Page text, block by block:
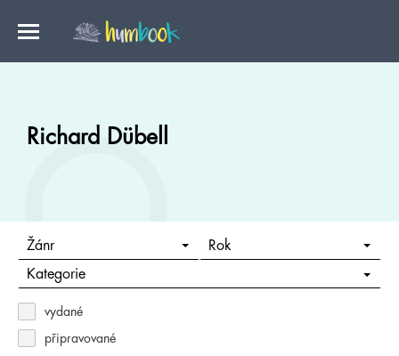
Richard Dübell
Žánr Rok
Kategorie
vydané
připravované